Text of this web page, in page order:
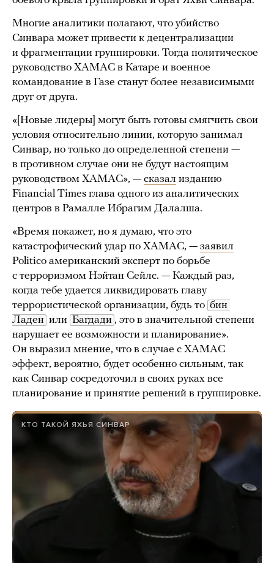
Многие аналитики полагают, что убийство
Синвара может привести к децентрализации
и фрагментации группировки. Тогда политическое
руководство ХАМАС в Катаре и военное
командование в Газе станут более независимыми
друг от друга.
«[Новые лидеры] могут быть готовы смягчить свои
условия относительно линии, которую занимал
Синвар, но только до определенной степени —
в противном случае они не будут настоящим
руководством ХАМАС», — сказал изданию
Financial Times глава одного из аналитических
центров в Рамалле Ибрагим Далалша.
«Время покажет, но я думаю, что это
катастрофический удар по ХАМАС, — заявил
Politico американский эксперт по борьбе
с терроризмом Нэйтан Сейлс. — Каждый раз,
когда тебе удается ликвидировать главу
террористической организации, будь то бин
Ладен или Багдади , это в значительной степени
нарушает ее возможности и планирование».
Он выразил мнение, что в случае с ХАМАС
эффект, вероятно, будет особенно сильным, так
как Синвар сосредоточил в своих руках все
планирование и принятие решений в группировке.
КТО ТАКОЙ ЯХЬЯ СИНВАР